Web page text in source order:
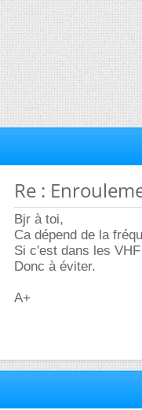
Re :
Bjr à toi,
Ca dépend de la
Si c'est dans les
Donc à éviter.
A+